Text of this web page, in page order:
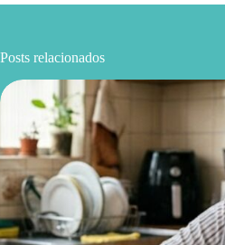
Posts relacionados